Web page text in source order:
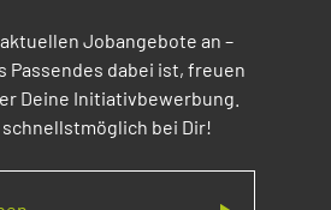
Jobangebote an –
Passendes dabei ist, freuen
Deine Initiativbewerbung.
bei Dir!